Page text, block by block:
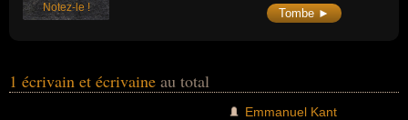
Notez-le ! Tombe ►
1 écrivain et écrivaine au total
Emmanuel Kant